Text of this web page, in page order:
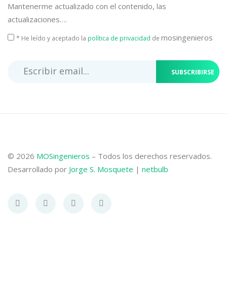
Mantenerme actualizado con el contenido, las
actualizaciones….
* He leído y aceptado la política de privacidad de mosingenieros
SUBSCRIBIRSE
© 2026 MOSingenieros – Todos los derechos reservados.
Desarrollado por Jorge S. Mosquete | netbulb